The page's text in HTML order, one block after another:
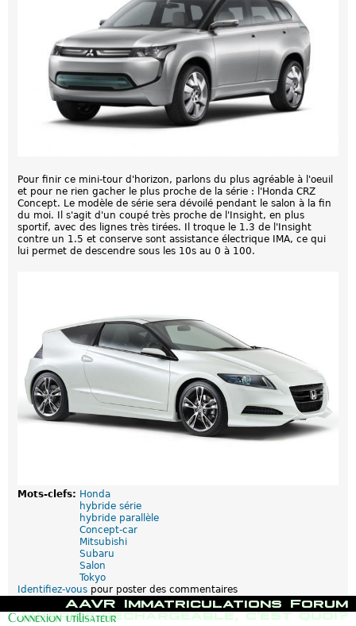
Pour finir ce mini-tour d'horizon, parlons du plus agréable à l'oeuil
et pour ne rien gacher le plus proche de la série : l'Honda CRZ
Concept. Le modèle de série sera dévoilé pendant le salon à la fin
du moi. Il s'agit d'un coupé très proche de l'Insight, en plus
sportif, avec des lignes très tirées. Il troque le 1.3 de l'Insight
contre un 1.5 et conserve sont assistance électrique IMA, ce qui
lui permet de descendre sous les 10s au 0 à 100.
Mots-clefs: Honda
hybride série
hybride parallèle
Concept-car
Mitsubishi
Subaru
Salon
Tokyo
Identifiez-vous pour poster des commentaires
M
e
Forum
Immatriculations
AAVR
Hybride rechargeable, c'est quoi?
Connexion utilisateur